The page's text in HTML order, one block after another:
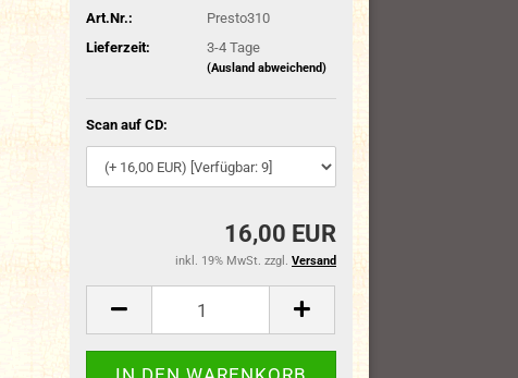
Art.Nr.:
Presto310
Lieferzeit:
3-4 Tage
(Ausland abweichend)
Scan auf CD:
16,00 EUR
inkl. 19% MwSt. zzgl. Versand